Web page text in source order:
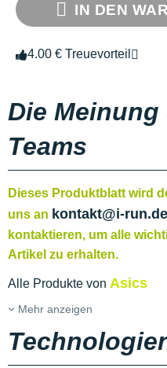
IN DEN
4.00 € Treuevorteil
Die Meinung
Teams
Dieses Produktblatt wird
uns an kontakt@i-run.de
kontaktieren, um alle
Artikel zu erhalten.
Alle Produkte von Asics
Mehr anzeigen